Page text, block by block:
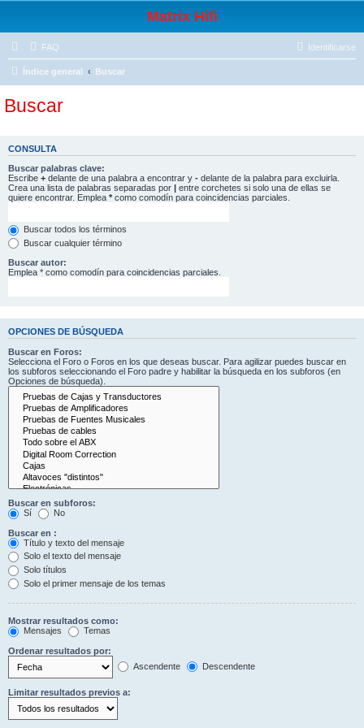
Matrix Hifi
FAQ Identificarse
Índice general Buscar
Buscar
CONSULTA
Buscar palabras clave:
Escribe + delante de una palabra a encontrar y - delante de la palabra para excluirla.
Crea una lista de palabras separadas por | entre corchetes si solo una de ellas se
quiere encontrar. Emplea * como comodín para coincidencias parciales.
Buscar todos los términos
Buscar cualquier término
Buscar autor:
Emplea * como comodín para coincidencias parciales.
OPCIONES DE BÚSQUEDA
Buscar en Foros:
Selecciona el Foro o Foros en los que deseas buscar. Para agilizar puedes buscar en
los subforos seleccionando el Foro padre y habilitar la búsqueda en los subforos (en
Opciones de búsqueda).
Buscar en subforos:
Sí
No
Buscar en :
Título y texto del mensaje
Solo el texto del mensaje
Solo títulos
Solo el primer mensaje de los temas
Mostrar resultados como:
Mensajes
Temas
Ordenar resultados por:
Ascendente
Descendente
Limitar resultados previos a: